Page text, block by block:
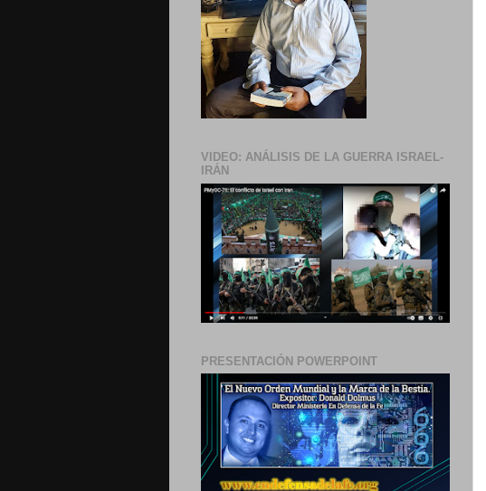
VIDEO: ANÁLISIS DE LA GUERRA ISRAEL-
IRÁN
PRESENTACIÓN POWERPOINT